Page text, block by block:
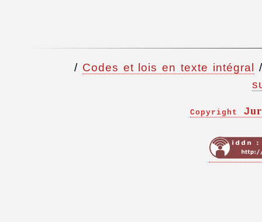
/ Codes et lois en texte intégral
Copyright J